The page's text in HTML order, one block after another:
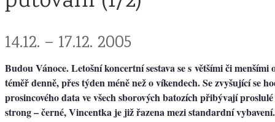
14.12. – 17.12. 2005
Budou Vánoce. Letošní koncertní sestava se s většími či menšími
téměř denně, přes týden méně než o víkendech. Se zvyšující se
prosincového data ve všech sborových batozích přibývají
strong – černé, Vincentka je již řazena mezi standardní